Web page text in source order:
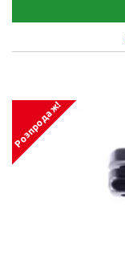
Розпродаж!